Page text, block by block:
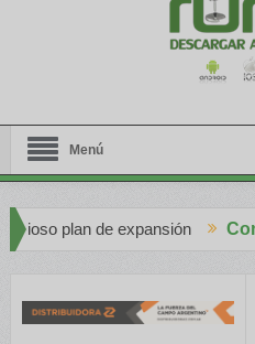
Menú
Congreso Aapresid 2026